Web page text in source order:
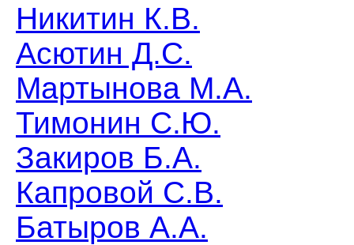
Никитин К.В.
Асютин Д.С.
Мартынова М.А.
Тимонин С.Ю.
Закиров Б.А.
Капровой С.В.
Батыров А.А.